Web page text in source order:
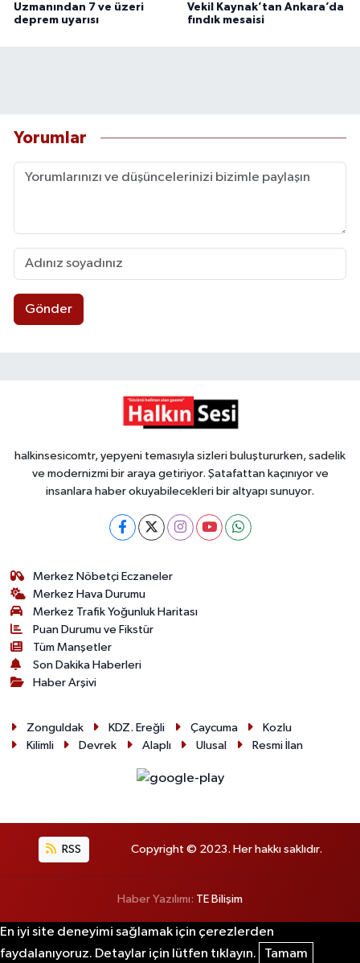
Uzmanından 7 ve üzeri
deprem uyarısı
Vekil Kaynak’tan Ankara’da
fındık mesaisi
Yorumlar
Gönder
halkinsesicomtr, yepyeni temasıyla sizleri buluştururken, sadelik
ve modernizmi bir araya getiriyor. Şatafattan kaçınıyor ve
insanlara haber okuyabilecekleri bir altyapı sunuyor.
Merkez Nöbetçi Eczaneler
Merkez Hava Durumu
Merkez Trafik Yoğunluk Haritası
Puan Durumu ve Fikstür
Tüm Manşetler
Son Dakika Haberleri
Haber Arşivi
Zonguldak KDZ. Ereğli Çaycuma
Kozlu
Kilimli
Devrek Alaplı Ulusal Resmi İlan
RSS Copyright © 2023. Her hakkı saklıdır.
Haber Yazılımı: TE Bilişim
En iyi site deneyimi sağlamak için çerezlerden
faydalanıyoruz. Detaylar için lütfen tıklayın.
Tamam